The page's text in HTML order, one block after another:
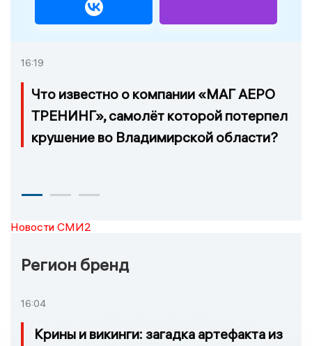
16:19
Что известно о компании «МАГ АЕРО
ТРЕНИНГ», самолёт которой потерпел
крушение во Владимирской области?
Новости СМИ2
Регион бренд
16:04
Крины и викинги: загадка артефакта из